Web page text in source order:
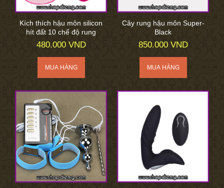
Kích thích hậu môn silicon
hít đất 10 chế độ rung
480.000 VND
Cây rung hậu môn Super-
Black
850.000 VND